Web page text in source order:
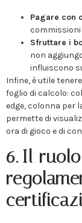
Pagare con
commissioni
Sfruttare i
non
influiscono
Infine, è utile
foglio di calcolo:
edge, colonna per
permette di
ora di gioco e di
6. Il